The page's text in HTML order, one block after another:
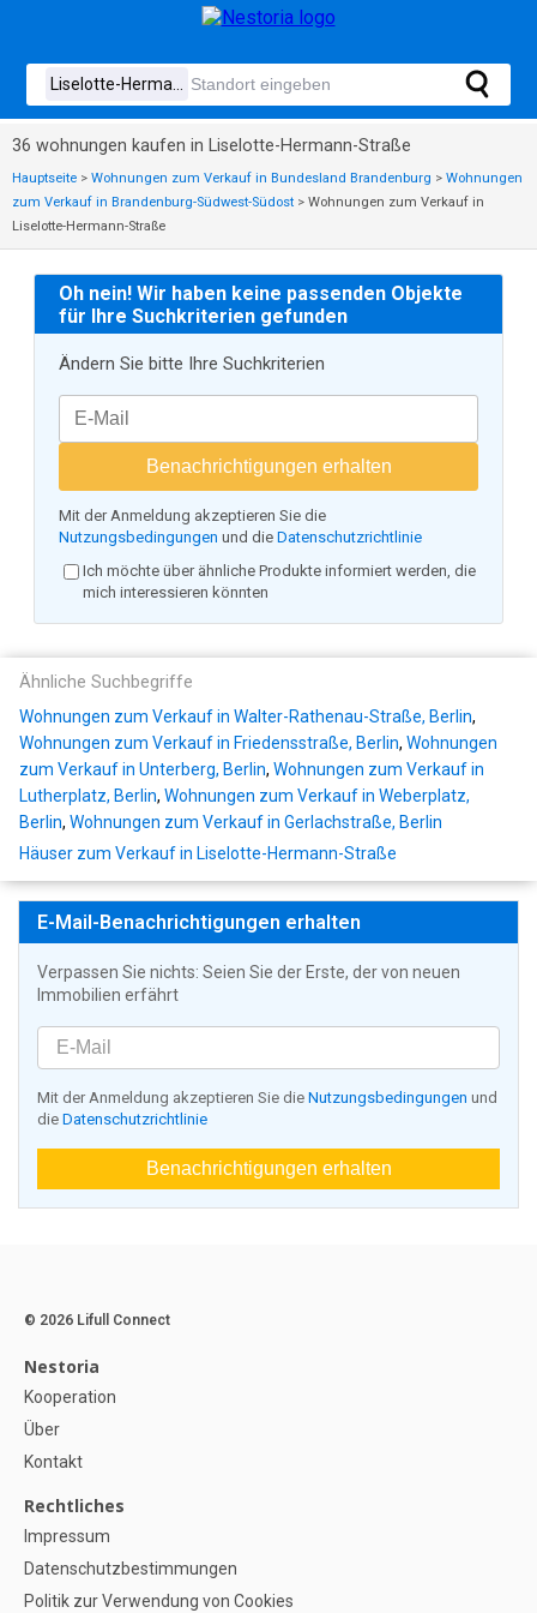
36 wohnungen kaufen in Liselotte-Hermann-Straße
Hauptseite > Wohnungen zum Verkauf in Bundesland Brandenburg > Wohnungen
zum Verkauf in Brandenburg-Südwest-Südost > Wohnungen zum Verkauf in
Liselotte-Hermann-Straße
Oh nein! Wir haben keine passenden Objekte
für Ihre Suchkriterien gefunden
Ändern Sie bitte Ihre Suchkriterien
Benachrichtigungen erhalten
Mit der Anmeldung akzeptieren Sie die
Nutzungsbedingungen und die Datenschutzrichtlinie
Ich möchte über ähnliche Produkte informiert werden, die
mich interessieren könnten
Ähnliche Suchbegriffe
Wohnungen zum Verkauf in Walter-Rathenau-Straße, Berlin,
Wohnungen zum Verkauf in Friedensstraße, Berlin, Wohnungen
zum Verkauf in Unterberg, Berlin, Wohnungen zum Verkauf in
Lutherplatz, Berlin, Wohnungen zum Verkauf in Weberplatz,
Berlin, Wohnungen zum Verkauf in Gerlachstraße, Berlin
Häuser zum Verkauf in Liselotte-Hermann-Straße
E-Mail-Benachrichtigungen erhalten
Verpassen Sie nichts: Seien Sie der Erste, der von neuen
Immobilien erfährt
Mit der Anmeldung akzeptieren Sie die Nutzungsbedingungen und
die Datenschutzrichtlinie
Benachrichtigungen erhalten
© 2026 Lifull Connect
Nestoria
Kooperation
Über
Kontakt
Rechtliches
Impressum
Datenschutzbestimmungen
Politik zur Verwendung von Cookies